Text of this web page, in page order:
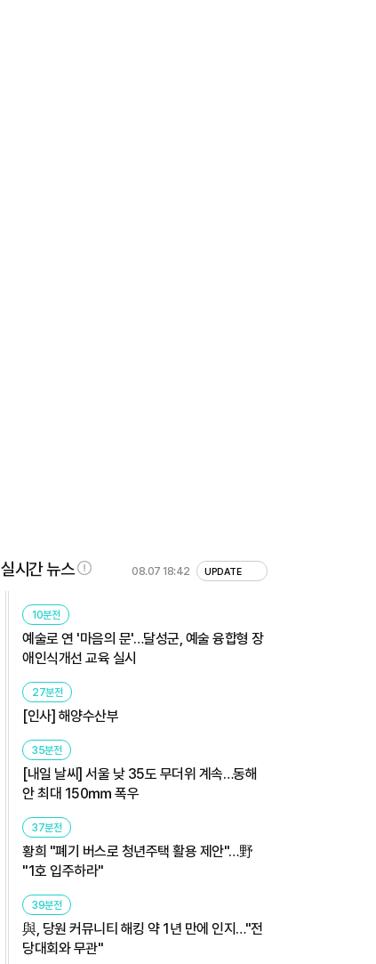
실시간 뉴스 08.07 18:42 UPDATE
10분전
예술로 연 '마음의 문'…달성군, 예술 융합형 장
애인식개선 교육 실시
27분전
[인사] 해양수산부
35분전
[내일 날씨] 서울 낮 35도 무더위 계속…동해
안 최대 150㎜ 폭우
37분전
황희 "폐기 버스로 청년주택 활용 제안"…野
"1호 입주하라"
39분전
與, 당원 커뮤니티 해킹 약 1년 만에 인지…"전
당대회와 무관"